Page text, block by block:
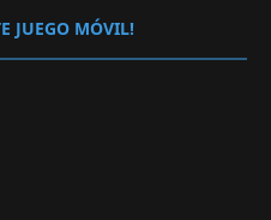
JUEGO MÓVIL!